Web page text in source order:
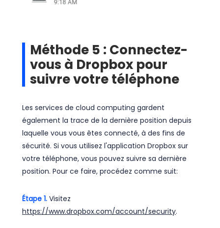
Méthode 5 : Connectez-
vous à Dropbox pour
suivre votre téléphone
Les services de cloud computing gardent
également la trace de la dernière position depuis
laquelle vous vous êtes connecté, à des fins de
sécurité. Si vous utilisez l'application Dropbox sur
votre téléphone, vous pouvez suivre sa dernière
position. Pour ce faire, procédez comme suit:
Étape 1. Visitez
https://www.dropbox.com/account/security.